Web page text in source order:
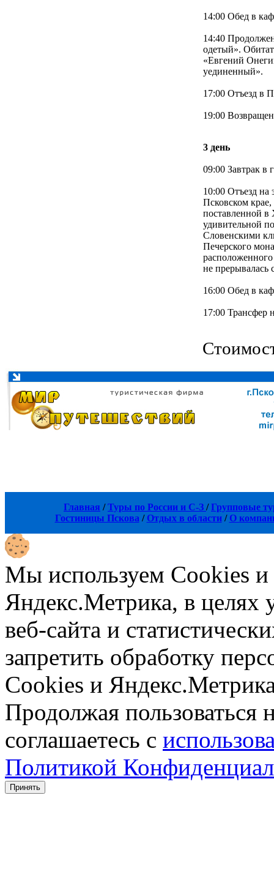
14:00 Обед в
14:40
одетый».
«Евгений
уединенный».
17:00 Отъезд в
19:00
3 день
09:00 Завтрак в
10:00 Отъезд
Псковском
поставленной в
удивительной
Словенскими
Печерского
не прерывалась
16:00 Обед в
17:00 Трансфер
Главная /Туры по России и С-З /Групповые
Гостиницы Пскова / Отдых в области / О
Мы используем Cookies
Яндекс.Метрика, в целях
веб-сайта и
запретить обработку
Cookies и
Продолжая
соглашаетесь с
Политикой
Принять